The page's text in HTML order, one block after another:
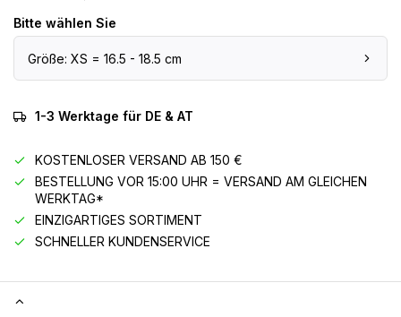
Bitte wählen Sie
Größe: XS = 16.5 - 18.5 cm
1-3 Werktage für DE & AT
KOSTENLOSER VERSAND AB 150 €
BESTELLUNG VOR 15:00 UHR = VERSAND AM GLEICHEN
WERKTAG*
EINZIGARTIGES SORTIMENT
SCHNELLER KUNDENSERVICE